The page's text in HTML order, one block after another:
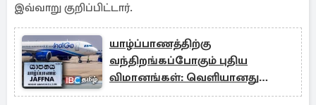
இவ்வாறு குறிப்பிட்டார்.
யாழ்ப்பாணத்திற்கு
வந்திறங்கப்போகும் புதிய
விமானங்கள்: வெளியானது
அறிவிப்பு